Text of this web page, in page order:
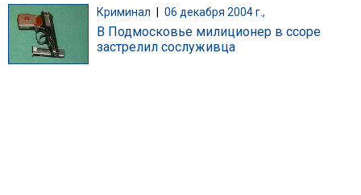
Криминал | 06 декабря 2004 г.,
В Подмосковье милиционер в ссоре
застрелил сослуживца